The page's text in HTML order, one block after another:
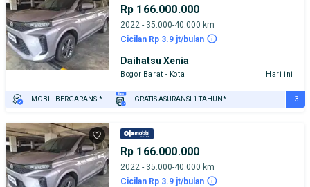
Rp 166.000.000
2022 - 35.000-40.000 km
Cicilan Rp 3.9 jt/bulan
Daihatsu Xenia
Bogor Barat - Kota Hari ini
MOBIL BERGARANSI* GRATIS ASURANSI 1 TAHUN*
PENJUAL TERVERIFIKASI
+3
Rp 166.000.000
2022 - 35.000-40.000 km
Cicilan Rp 3.9 jt/bulan